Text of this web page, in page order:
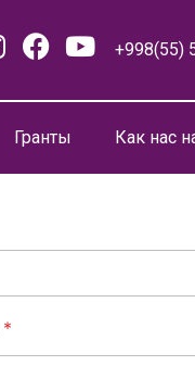
+998(55)
Гранты Как нас
*